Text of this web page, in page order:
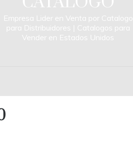
Empresa Lider en Venta por Catalogo
para Distribuidores | Catalogos para
Vender en Estados Unidos